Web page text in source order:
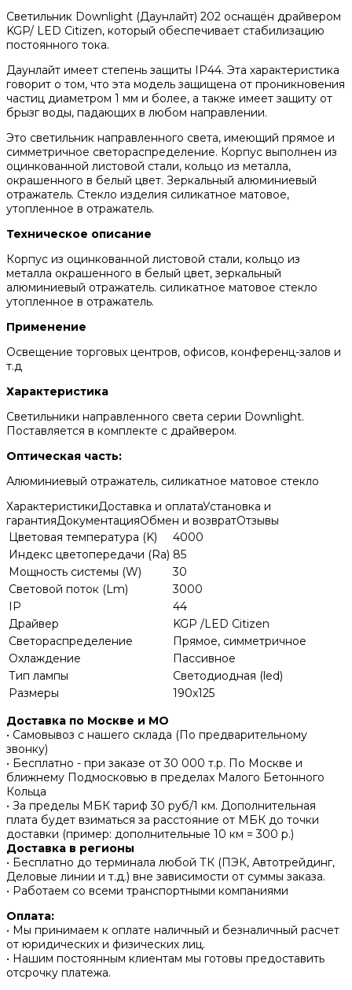
Светильник Downlight (Даунлайт) 202 оснащён драйвером
KGP/ LED Citizen, который обеспечивает стабилизацию
постоянного тока.
Даунлайт имеет степень защиты IP44. Эта характеристика
говорит о том, что эта модель защищена от проникновения
частиц диаметром 1 мм и более, а также имеет защиту от
брызг воды, падающих в любом направлении.
Это светильник направленного света, имеющий прямое и
симметричное светораспределение. Корпус выполнен из
оцинкованной листовой стали, кольцо из металла,
окрашенного в белый цвет. Зеркальный алюминиевый
отражатель. Стекло изделия силикатное матовое,
утопленное в отражатель.
Техническое описание
Корпус из оцинкованной листовой стали, кольцо из
металла окрашенного в белый цвет, зеркальный
алюминиевый отражатель. силикатное матовое стекло
утопленное в отражатель.
Применение
Освещение торговых центров, офисов, конференц-залов и
т.д
Характеристика
Светильники направленного света серии Downlight.
Поставляется в комплекте с драйвером.
Оптическая часть:
Алюминиевый отражатель, силикатное матовое стекло
ХарактеристикиДоставка и оплатаУстановка и
гарантияДокументацияОбмен и возвратОтзывы
Цветовая температура (K)
4000
Индекс цветопередачи (Ra) 85
Мощность системы (W)
30
Световой поток (Lm)
3000
IP
44
Драйвер
KGP /LED Citizen
Светораспределение
Прямое, симметричное
Охлаждение
Пассивное
Тип лампы
Светодиодная (led)
Размеры
190x125
Доставка по Москве и МО
• Самовывоз с нашего склада (По предварительному
звонку)
• Бесплатно - при заказе от 30 000 т.р. По Москве и
ближнему Подмосковью в пределах Малого Бетонного
Кольца
• За пределы МБК тариф 30 руб/1 км. Дополнительная
плата будет взиматься за расстояние от МБК до точки
доставки (пример: дополнительные 10 км = 300 р.)
Доставка в регионы
• Бесплатно до терминала любой ТК (ПЭК, Автотрейдинг,
Деловые линии и т.д.) вне зависимости от суммы заказа.
• Работаем со всеми транспортными компаниями
Оплата:
• Мы принимаем к оплате наличный и безналичный расчет
от юридических и физических лиц.
• Нашим постоянным клиентам мы готовы предоставить
отсрочку платежа.